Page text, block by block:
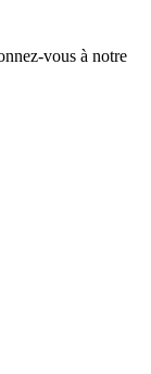
vous à notre